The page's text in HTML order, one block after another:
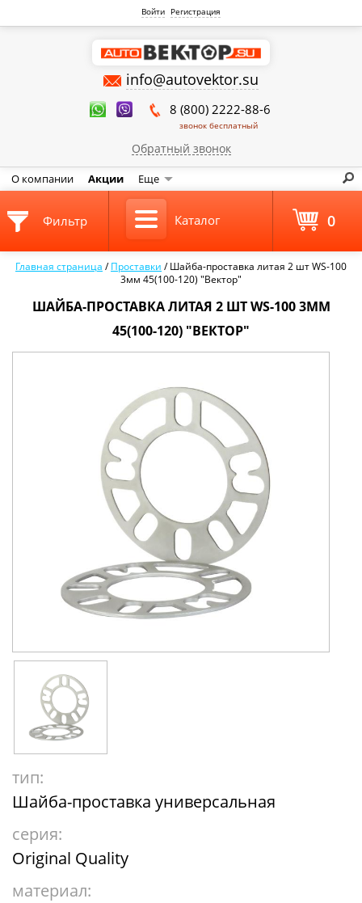
Войти Регистрация
info@autovektor.su
8 (800) 2222-88-6
звонок бесплатный
Обратный звонок
О компании Акции Еще
Главная страница /Проставки /Шайба-проставка литая 2 шт WS-100
3мм 45(100-120) "Вектор"
ШАЙБА-ПРОСТАВКА ЛИТАЯ 2 ШТ WS-100 3ММ
45(100-120) "ВЕКТОР"
тип:
Шайба-проставка универсальная
серия:
Original Quality
материал:
Фильтр Каталог 0